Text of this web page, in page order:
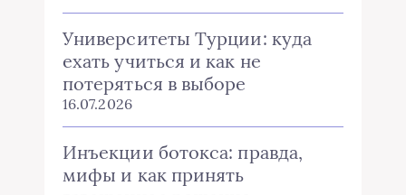
Университеты Турции: куда
ехать учиться и как не
потеряться в выборе
16.07.2026
Инъекции ботокса: правда,
мифы и как принять